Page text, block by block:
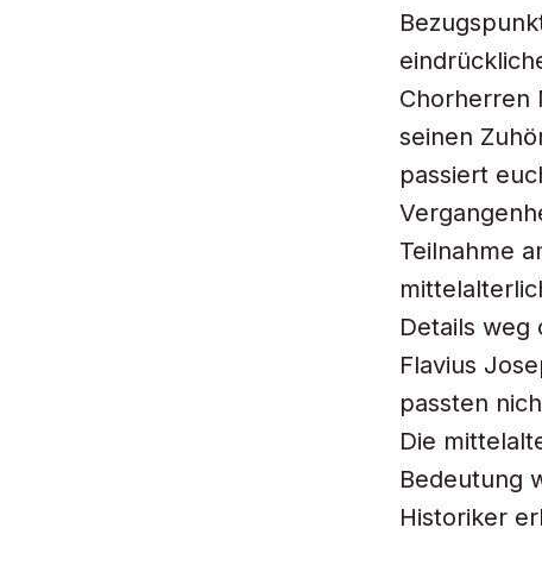
Chorherren
seinen
passiert
Teilnahme
Details weg
Flavius
passten
Die
Bedeutung
Historiker